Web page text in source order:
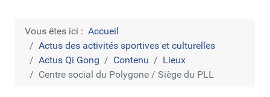
Vous êtes ici : Accueil
Actus des activités sportives et culturelles
Actus Qi Gong
Contenu
Lieux
Centre social du Polygone / Siège du PLL